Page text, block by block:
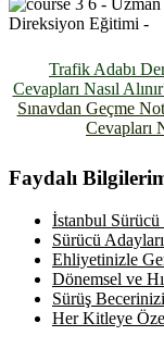
Trafik Adabı
Cevapları Nasıl
Sınavdan Geçme
Cevapları
Faydalı
İstanbul
Sürücü
Ehliyetinizle
Dönemsel ve
Sürüş
Her Kitleye